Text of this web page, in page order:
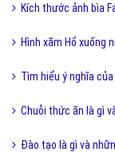
Kích thước ảnh bìa
Hình xăm Hổ xuống
Tìm hiểu ý nghĩa
Chuỗi thức ăn là gì
Đào tạo là gì và